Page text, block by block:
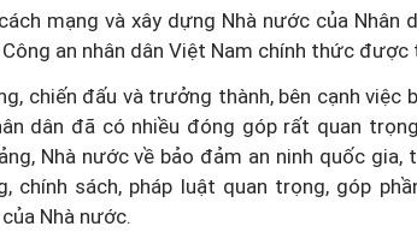
mạng và xây dựng Nhà nước của Nhân
an nhân dân Việt Nam chính thức được
chiến đấu và trưởng thành, bên cạnh
dân đã có nhiều đóng góp rất quan
Nhà nước về bảo đảm an ninh quốc
chính sách, pháp luật quan trọng, góp
Nhà nước.